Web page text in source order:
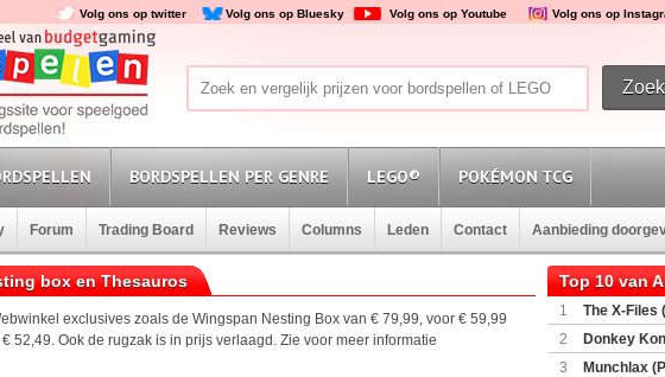
Volg ons op twitter Volg ons op Bluesky Volg ons op Youtube Volg ons op
BORDSPELLEN PER GENRE LEGO® POKÉMON TCG
Forum Trading Board Reviews Columns Leden Contact Aanbieding
box en Thesauros
exclusives zoals de Wingspan Nesting Box van € 79,99, voor € 59,99
52,49. Ook de rugzak is in prijs verlaagd. Zie voor meer informatie
Top 10 van
1 The X-Files
2
Donkey
(SuperMario)
3 Munchlax